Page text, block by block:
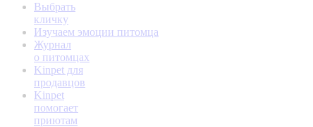
Выбрать
кличку
Изучаем эмоции питомца
Журнал
о питомцах
Kinpet для
продавцов
Kinpet
помогает
приютам